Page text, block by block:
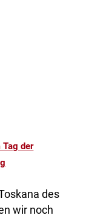
Tag der
des
wir noch